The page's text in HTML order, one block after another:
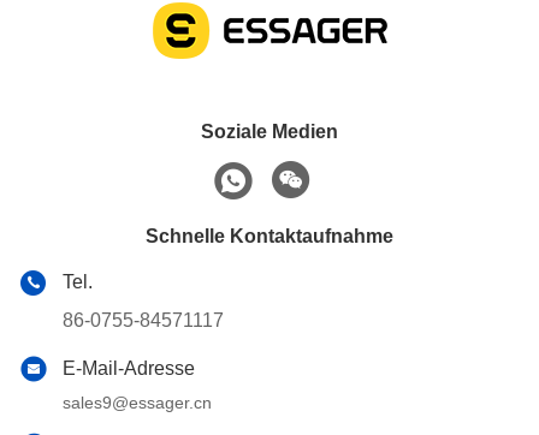
Soziale Medien
Schnelle Kontaktaufnahme
Tel.
86-0755-84571117
E-Mail-Adresse
sales9@essager.cn